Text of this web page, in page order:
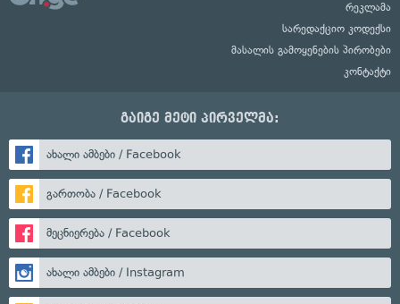
რეკლამა
სარედაქციო კოდექსი
მასალის გამოყენების პირობები
კონტაქტი
გაიგე მეტი პირველმა:
ახალი ამბები / Facebook
გართობა / Facebook
მეცნიერება / Facebook
ახალი ამბები / Instagram